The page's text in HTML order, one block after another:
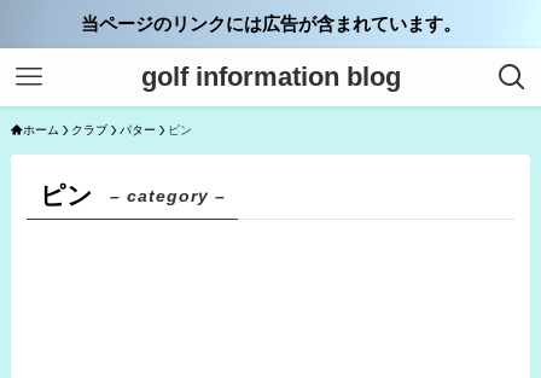
当ページのリンクには広告が含まれています。
golf information blog
ホーム クラブ パター ピン
ピン – category –